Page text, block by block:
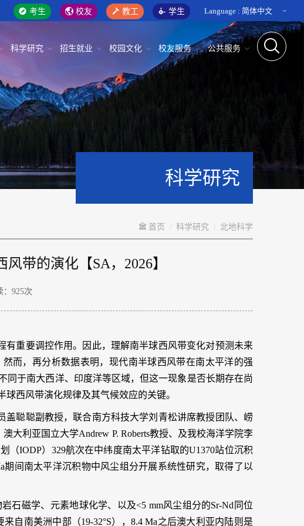
考生 校友 教工 学生 Language : 简体中文
科学研究 招生就业 校园文化 校友服务 公共服务
科学研究
首页 科学研究 北地科学
带的演化【SA，2026】
925次
重要调控作用。因此，理解南半球西风带变化对预测未来
而，再分析数据表明，现代南半球西风带在南太平洋的强
同于南大西洋、印度洋等区域，但这一现象是否长期存在尚
西风带演化规律及其气候效应的关键。
聪聪副教授，联合南方科技大学刘青松讲席教授团队、崂
澳大利亚国立大学Andrew P. Roberts教授、及我校海洋学院李
（IODP） 329航次在中纬度南太平洋钻取的U1370站位沉积
期间南太平洋沉积物中风尘组分开展系统性研究，取得了以
石磁学、元素地球化学、以及<5 mm风尘组分的Sr-Nd 同位
来自南美洲中部（19-32°S），8.4 Ma之后澳大利亚内陆则是